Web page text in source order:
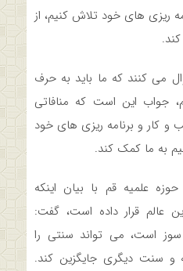
ریزی های خود تلاش کنیم، از
می کنند که ما باید به حرف
جواب این است که منافاتی
و کار و برنامه ریزی های خود
به ما کمک کند.
علمیه قم با بیان اینکه
عالم قرار داده است، گفت:
است، می تواند سنتی را
و سنت دیگری جایگزین کند.